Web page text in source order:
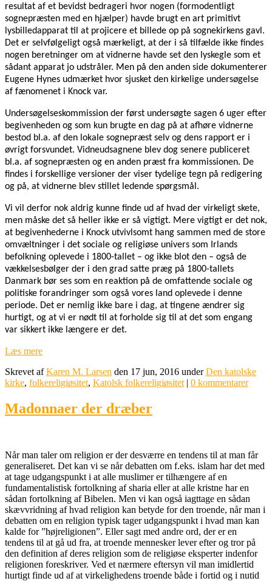
resultat af et bevidst bedrageri hvor nogen (formodentligt
sognepræsten med en hjælper) havde brugt en art primitivt
lysbilledapparat til at projicere et billede op på sognekirkens gavl.
Det er selvfølgeligt også mærkeligt, at der i så tilfælde ikke findes
nogen beretninger om at vidnerne havde set den lyskegle som et
sådant apparat jo udstråler. Men på den anden side dokumenterer
Eugene Hynes udmærket hvor sjusket den kirkelige undersøgelse
af fænomenet i Knock var.
Undersøgelseskommission der først undersøgte sagen 6 uger efter
begivenheden og som kun brugte en dag på at afhøre vidnerne
bestod bl.a. af den lokale sognepræst selv og dens rapport er i
øvrigt forsvundet. Vidneudsagnene blev dog senere publiceret
bl.a. af sognepræsten og en anden præst fra kommissionen. De
findes i forskellige versioner der viser tydelige tegn på redigering
og på, at vidnerne blev stillet ledende spørgsmål.
Vi vil derfor nok aldrig kunne finde ud af hvad der virkeligt skete,
men måske det så heller ikke er så vigtigt. Mere vigtigt er det nok,
at begivenhederne i Knock utvivlsomt hang sammen med de store
omvæltninger i det sociale og religiøse univers som Irlands
befolkning oplevede i 1800-tallet – og ikke blot den – også de
vækkelsesbølger der i den grad satte præg på 1800-tallets
Danmark bør ses som en reaktion på de omfattende sociale og
politiske forandringer som også vores land oplevede i denne
periode. Det er nemlig ikke bare i dag, at tingene ændrer sig
hurtigt, og at vi er nødt til at forholde sig til at det som engang
var sikkert ikke længere er det.
Læs mere
Skrevet afKaren M. Larsen den 17 jun, 2016 underDen katolske
kirke, folkereligiøsitet, Katolsk folkereligiøsitet | 0 kommentarer
Madonnaer der dræber
Når man taler om religion er der desværre en tendens til at man får
generaliseret. Det kan vi se når debatten om f.eks. islam har det med
at tage udgangspunkt i at alle muslimer er tilhængere af en
fundamentalistisk fortolkning af sharia eller at alle kristne har en
sådan fortolkning af Bibelen. Men vi kan også iagttage en sådan
skævvridning af hvad religion kan betyde for den troende, når man i
debatten om en religion typisk tager udgangspunkt i hvad man kan
kalde for ”højreligionen”. Eller sagt med andre ord, der er en
tendens til at gå ud fra, at troende mennesker lever efter og tror på
den definition af deres religion som de religiøse eksperter indenfor
religionen foreskriver. Ved et nærmere eftersyn vil man imidlertid
hurtigt finde ud af at virkelighedens troende både i fortid og i nutid